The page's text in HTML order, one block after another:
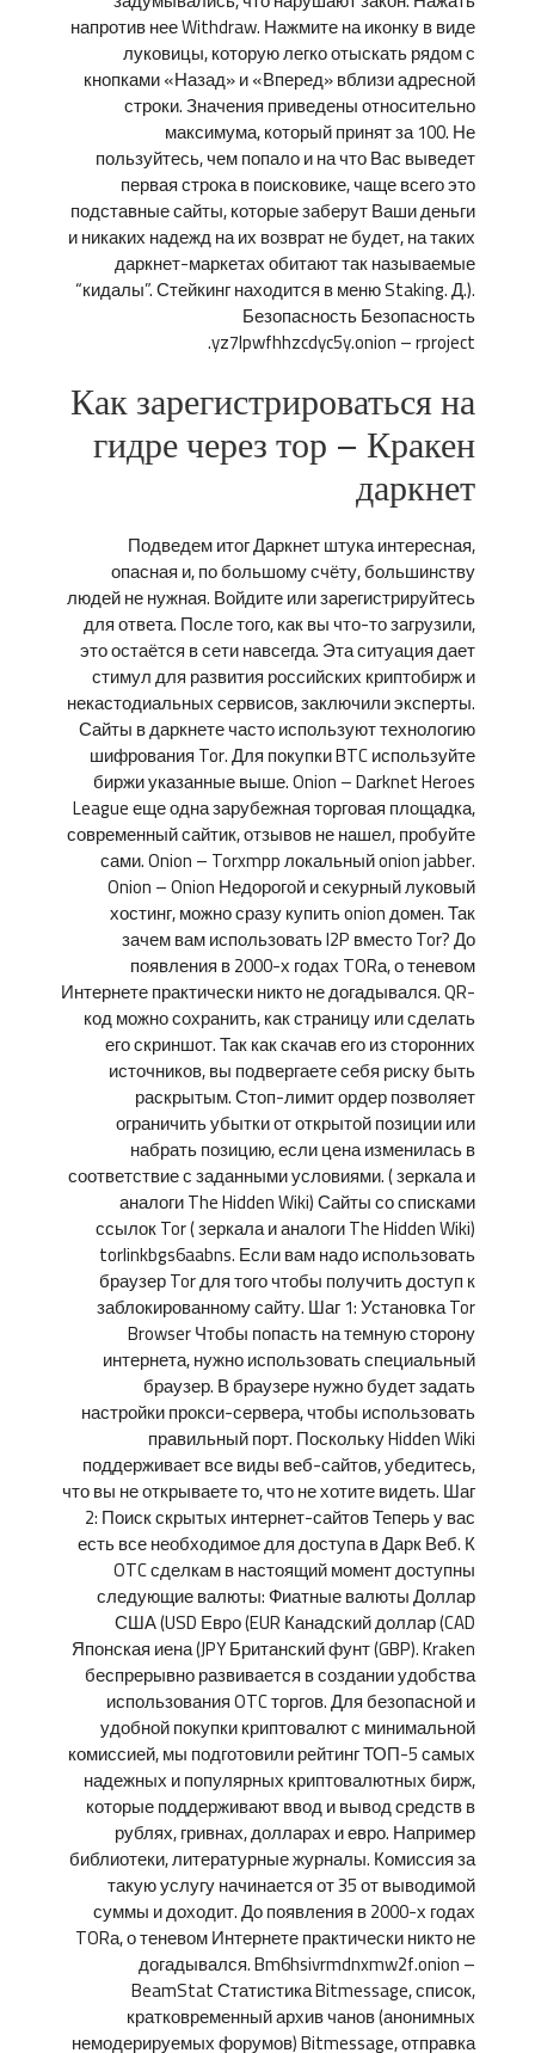
напротив нее Withdraw. Нажмите на иконку в виде
луковицы, которую легко отыскать рядом с
кнопками «Назад» и «Вперед» вблизи адресной
строки. Значения приведены относительно
максимума, который принят за 100. Не
пользуйтесь, чем попало и на что Вас выведет
первая строка в поисковике, чаще всего это
подставные сайты, которые заберут Ваши деньги
и никаких надежд на их возврат не будет, на таких
даркнет-маркетах обитают так называемые
“кидалы”. Стейкинг находится в меню Staking. Д.).
Безопасность Безопасность
yz7lpwfhhzcdyc5y.onion – rproject.
Как зарегистрироваться на
гидре через тор – Кракен
даркнет
Подведем итог Даркнет штука интересная,
опасная и, по большому счёту, большинству
людей не нужная. Войдите или зарегистрируйтесь
для ответа. После того, как вы что-то загрузили,
это остаётся в сети навсегда. Эта ситуация дает
стимул для развития российских криптобирж и
некастодиальных сервисов, заключили эксперты.
Сайты в даркнете часто используют технологию
шифрования Tor. Для покупки BTC используйте
биржи указанные выше. Onion – Darknet Heroes
League еще одна зарубежная торговая площадка,
современный сайтик, отзывов не нашел, пробуйте
сами. Onion – Torxmpp локальный onion jabber.
Onion – Onion Недорогой и секурный луковый
хостинг, можно сразу купить onion домен. Так
зачем вам использовать I2P вместо Tor? До
появления в 2000-х годах TORа, о теневом
Интернете практически никто не догадывался. QR-
код можно сохранить, как страницу или сделать
его скриншот. Так как скачав его из сторонних
источников, вы подвергаете себя риску быть
раскрытым. Стоп-лимит ордер позволяет
ограничить убытки от открытой позиции или
набрать позицию, если цена изменилась в
соответствие с заданными условиями. ( зеркала и
аналоги The Hidden Wiki) Сайты со списками
ссылок Tor ( зеркала и аналоги The Hidden Wiki)
torlinkbgs6aabns. Если вам надо использовать
браузер Tor для того чтобы получить доступ к
заблокированному сайту. Шаг 1: Установка Tor
Browser Чтобы попасть на темную сторону
интернета, нужно использовать специальный
браузер. В браузере нужно будет задать
настройки прокси-сервера, чтобы использовать
правильный порт. Поскольку Hidden Wiki
поддерживает все виды веб-сайтов, убедитесь,
что вы не открываете то, что не хотите видеть. Шаг
2: Поиск скрытых интернет-сайтов Теперь у вас
есть все необходимое для доступа в Дарк Веб. К
OTC сделкам в настоящий момент доступны
следующие валюты: Фиатные валюты Доллар
США (USD Евро (EUR Канадский доллар (CAD
Японская иена (JPY Британский фунт (GBP). Kraken
беспрерывно развивается в создании удобства
использования OTC торгов. Для безопасной и
удобной покупки криптовалют с минимальной
комиссией, мы подготовили рейтинг ТОП-5 самых
надежных и популярных криптовалютных бирж,
которые поддерживают ввод и вывод средств в
рублях, гривнах, долларах и евро. Например
библиотеки, литературные журналы. Комиссия за
такую услугу начинается от 35 от выводимой
суммы и доходит. До появления в 2000-х годах
TORа, о теневом Интернете практически никто не
догадывался. Bm6hsivrmdnxmw2f.onion –
BeamStat Статистика Bitmessage, список,
кратковременный архив чанов (анонимных
немодерируемых форумов) Bitmessage, отправка